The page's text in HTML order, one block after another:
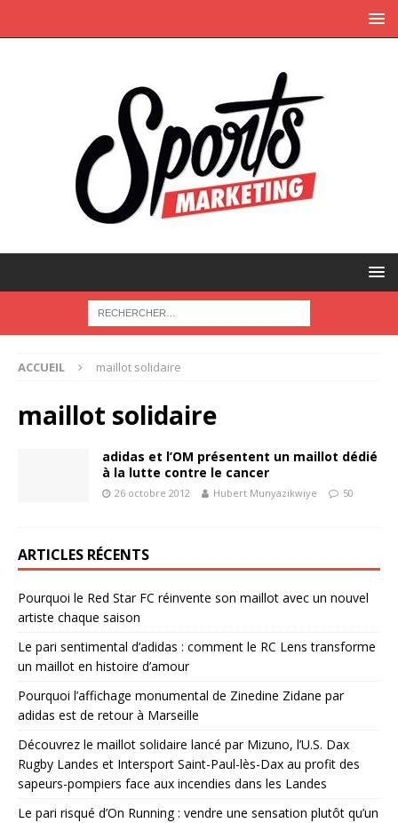
ACCUEIL maillot solidaire
maillot solidaire
adidas et l’OM présentent un maillot dédié
à la lutte contre le cancer
26 octobre 2012 Hubert Munyazikwiye 50
ARTICLES RÉCENTS
Pourquoi le Red Star FC réinvente son maillot avec un nouvel
artiste chaque saison
Le pari sentimental d’adidas : comment le RC Lens transforme
un maillot en histoire d’amour
Pourquoi l’affichage monumental de Zinedine Zidane par
adidas est de retour à Marseille
Découvrez le maillot solidaire lancé par Mizuno, l’U.S. Dax
Rugby Landes et Intersport Saint-Paul-lès-Dax au profit des
sapeurs-pompiers face aux incendies dans les Landes
Le pari risqué d’On Running : vendre une sensation plutôt qu’un